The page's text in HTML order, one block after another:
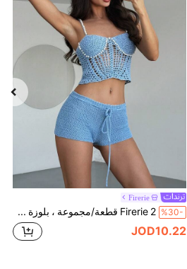
Firerie
%30- Firerie 2 قطعة/مجموعة ، بلوزة موشحة بالخرز ذات تصميم مفرغ ومجموعة شورت مفرغة مُحبكة للنساء
JOD10.22